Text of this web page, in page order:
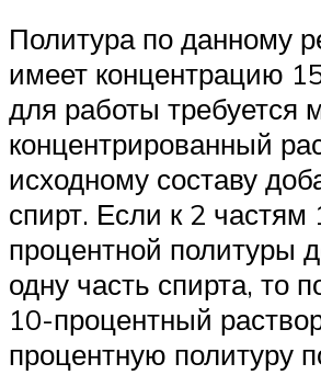
Политура по данному
имеет концентрацию
для работы требуется
концентрированный
исходному составу
спирт. Если к 2 частям
процентной политуры
одну часть спирта, то
10-процентный
процентную политуру